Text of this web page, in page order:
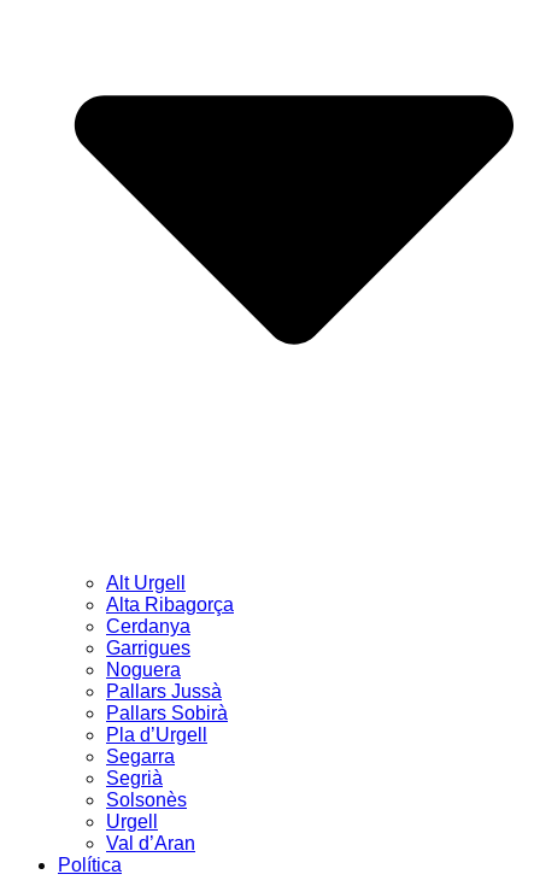
Alt Urgell
Alta Ribagorça
Cerdanya
Garrigues
Noguera
Pallars Jussà
Pallars Sobirà
Pla d’Urgell
Segarra
Segrià
Solsonès
Urgell
Val d’Aran
Política